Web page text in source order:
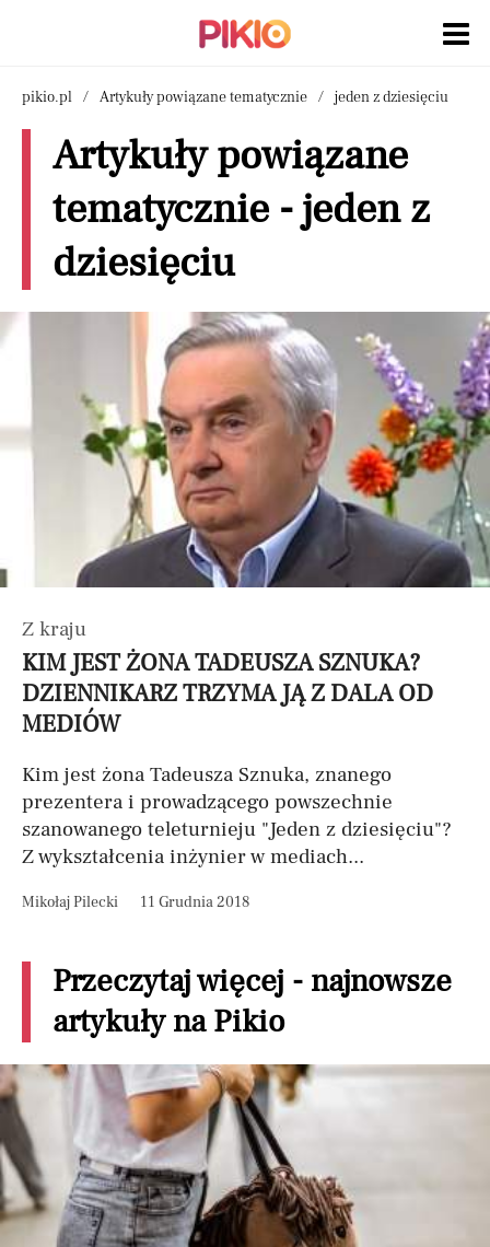
pikio.pl Artykuły powiązane tematycznie jeden z dziesięciu
Artykuły powiązane
tematycznie - jeden z
dziesięciu
Z kraju
KIM JEST ŻONA TADEUSZA SZNUKA?
DZIENNIKARZ TRZYMA JĄ Z DALA OD
MEDIÓW
Kim jest żona Tadeusza Sznuka, znanego
prezentera i prowadzącego powszechnie
szanowanego teleturnieju "Jeden z dziesięciu"?
Z wykształcenia inżynier w mediach...
Mikołaj Pilecki 11 Grudnia 2018
Przeczytaj więcej - najnowsze
artykuły na Pikio